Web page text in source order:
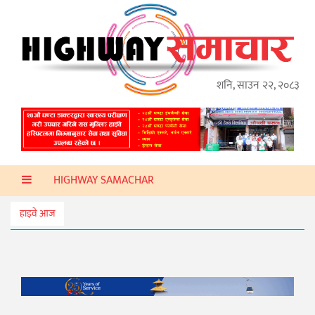
शनि, साउन २२, २०८३
गृहपृष्ठ
ताजा
समाचार
प्रदेश
प्रविधि
स्वास्थ्य
मनोरञ्जन
HIGHWAY SAMACHAR
हाइवे आज